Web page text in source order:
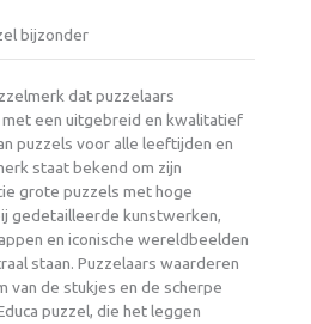
bijzonder
dat puzzelaars
een uitgebreid en kwalitatief
puzzels voor alle leeftijden en
staat bekend om zijn
grote puzzels met hoge
gedetailleerde kunstwerken,
en iconische wereldbeelden
staan. Puzzelaars waarderen
van de stukjes en de scherpe
puzzel, die het leggen